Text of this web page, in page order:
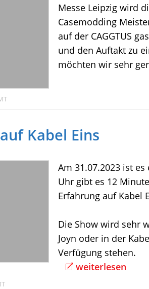
Messe Leipzig wird
Casemodding
auf der CAGGTUS
und den Auftakt zu
möchten wir sehr
Kabel Eins
Am 31.07.2023 ist
Uhr gibt es 12
Erfahrung auf Kabel
Die Show wird sehr
Joyn oder in der
Verfügung stehen.
weiterlesen